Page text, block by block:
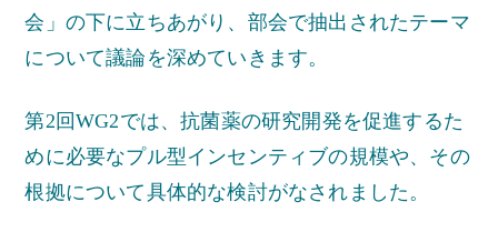
会」の下に立ちあがり、部会で抽出されたテーマ
について議論を深めていきます。
第2回WG2では、抗菌薬の研究開発を促進するた
めに必要なプル型インセンティブの規模や、その
根拠について具体的な検討がなされました。